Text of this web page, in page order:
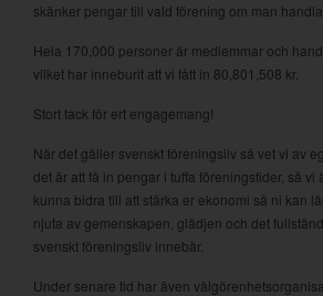
skänker pengar till vald förening om man
Hela 170,000 personer är medlemmar och
vilket har inneburit att vi fått in 80,801,508 kr.
Stort tack för ert engagemang!
När det gäller svenskt föreningsliv så vet vi av
det är att få in pengar i tuffa föreningstider, så vi
kunna bidra till att stärka er ekonomi så ni kan
njuta av gemenskapen, glädjen och det
svenskt föreningsliv innebär.
Under senare tid har även